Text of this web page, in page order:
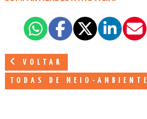
VOLTAR
TODAS DE MEIO-AMBIENTE